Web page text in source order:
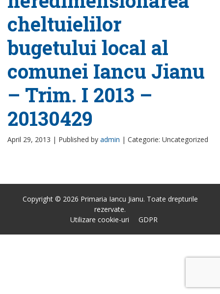
cheltuielilor
bugetului local al
comunei Iancu Jianu
– Trim. I 2013 –
20130429
April 29, 2013 | Published by admin | Categorie: Uncategorized
Copyright © 2026 Primaria Iancu Jianu. Toate drepturile
rezervate.
Utilizare cookie-uri
GDPR